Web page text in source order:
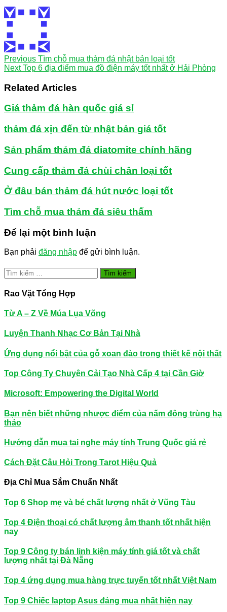
Previous Tìm chỗ mua thảm đá nhật bản loại tốt
NextTop 6 địa điểm mua đồ điện máy tốt nhất ở Hải Phòng
Related Articles
Giá thảm đá hàn quốc giá sỉ
thảm đá xịn đến từ nhật bản giá tốt
Sản phẩm thảm đá diatomite chính hãng
Cung cấp thảm đá chùi chân loại tốt
Ở đâu bán thảm đá hút nước loại tốt
Tìm chỗ mua thảm đá siêu thấm
Để lại một bình luận
Bạn phải đăng nhập để gửi bình luận.
Tìm
kiếm
cho:
Rao Vặt Tổng Hợp
Từ A – Z Về Múa Lụa Võng
Luyện Thanh Nhạc Cơ Bản Tại Nhà
Ứng dụng nổi bật của gỗ xoan đào trong thiết kế nội thất
Top Công Ty Chuyên Cải Tạo Nhà Cấp 4 tại Cần Giờ
Microsoft: Empowering the Digital World
Bạn nên biết những nhược điểm của nấm đông trùng hạ
thảo
Hướng dẫn mua tai nghe máy tính Trung Quốc giá rẻ
Cách Đặt Câu Hỏi Trong Tarot Hiệu Quả
Địa Chỉ Mua Sắm Chuẩn Nhất
Top 6 Shop mẹ và bé chất lượng nhất ở Vũng Tàu
Top 4 Điện thoại có chất lượng âm thanh tốt nhất hiện
nay
Top 9 Công ty bán linh kiện máy tính giá tốt và chất
lượng nhất tại Đà Nẵng
Top 4 ứng dụng mua hàng trực tuyến tốt nhất Việt Nam
Top 9 Chiếc laptop Asus đáng mua nhất hiện nay